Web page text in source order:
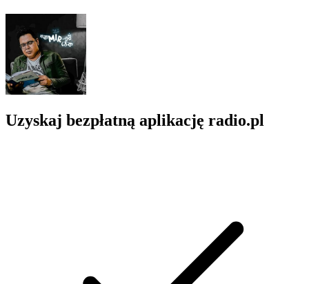
Uzyskaj bezpłatną aplikację radio.pl